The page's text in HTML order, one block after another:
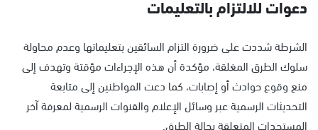
دعوات للالتزام بالتعليمات
الشرطة شددت على ضرورة التزام السائقين بتعليماتها وعدم محاولة
سلوك الطرق المغلقة، مؤكدة أن هذه الإجراءات مؤقتة وتهدف إلى
منع وقوع حوادث أو إصابات، كما دعت المواطنين إلى متابعة
التحديثات الرسمية عبر وسائل الإعلام والقنوات الرسمية لمعرفة آخر
المستجدات المتعلقة بحالة الطرق.